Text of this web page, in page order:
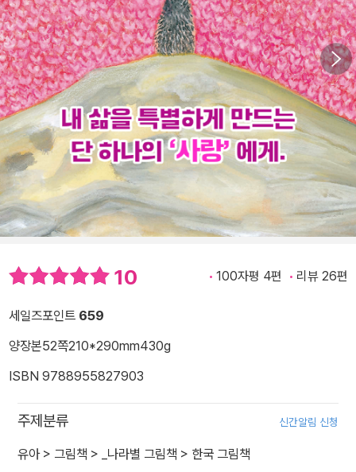
10 100자평 4편 리뷰 26편
세일즈포인트 659
양장본52쪽210*290mm430g
ISBN 9788955827903
주제분류 신간알림 신청
유아> 그림책 > _나라별 그림책 > 한국 그림책